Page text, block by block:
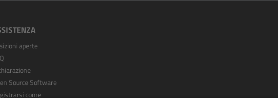
aperte
Source Software
come